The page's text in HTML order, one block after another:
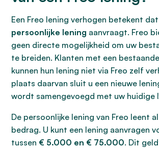
Een Freo lening verhogen betekent
persoonlijke lening aanvraagt. Freo
geen directe mogelijkheid om uw
te breiden. Klanten met een
kunnen hun lening niet via Freo zelf
plaats daarvan sluit u een nieuwe
wordt samengevoegd met uw huidige
De persoonlijke lening van Freo leent
bedrag. U kunt een lening aanvragen
tussen € 5.000 en € 75.000. Dit